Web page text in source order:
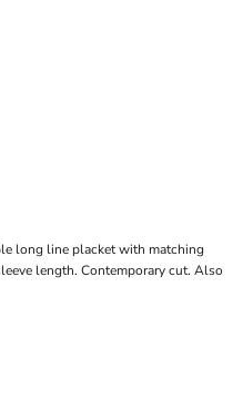
long line placket with matching
length. Contemporary cut. Also